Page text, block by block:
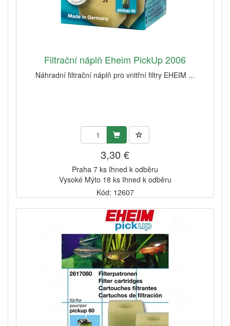
Filtrační náplň Eheim PickUp 2006
Náhradní filtrační náplň pro vnitřní filtry EHEIM ...
3,30 €
Praha 7 ks Ihned k odběru
Vysoké Mýto 18 ks Ihned k odběru
Kód: 12607